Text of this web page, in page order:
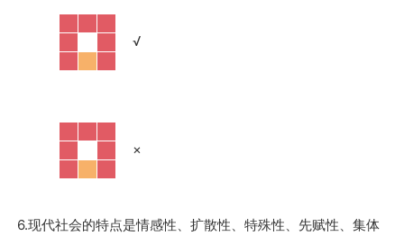
√
×
6.现代社会的特点是情感性、扩散性、特殊性、先赋性、集体